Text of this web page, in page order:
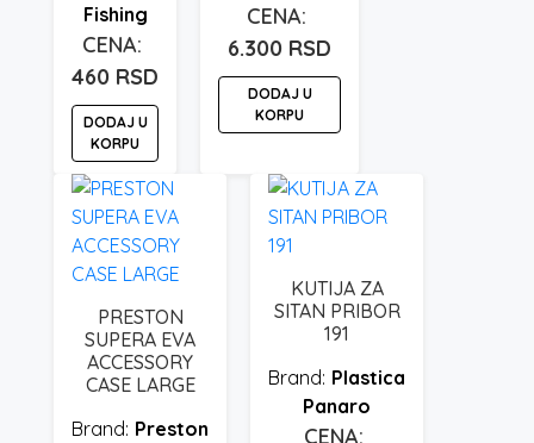
Fishing
460 RSD
DODAJ U
KORPU
6.300 RSD
DODAJ U
KORPU
PRESTON
SUPERA EVA
ACCESSORY
CASE LARGE
Preston
KUTIJA ZA
SITAN PRIBOR
191
Plastica
Panaro